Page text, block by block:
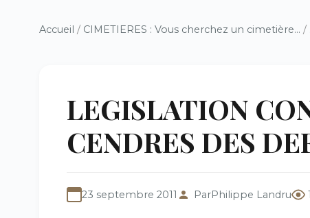
Accueil / CIMETIERES : Vous cherchez un cimetière... /
LEGISLATION
CENDRES DES
23 septembre 2011 ParPhilippe Landru